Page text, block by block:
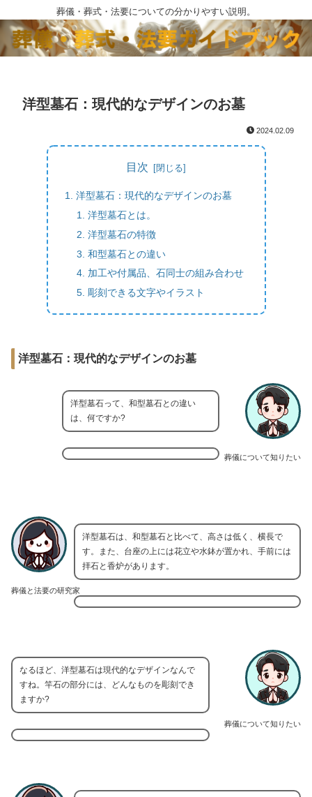
葬儀・葬式・法要についての分かりやすい説明。
洋型墓石：現代的なデザインのお墓
2024.02.09
目次
洋型墓石：現代的なデザインのお墓
洋型墓石とは。
洋型墓石の特徴
和型墓石との違い
加工や付属品、石同士の組み合わせ
彫刻できる文字やイラスト
洋型墓石：現代的なデザインのお墓
葬儀について知りたい
洋型墓石って、和型墓石との違い
は、何ですか?
葬儀と法要の研究家
洋型墓石は、和型墓石と比べて、高さは低く、横長で
す。また、台座の上には花立や水鉢が置かれ、手前には
拝石と香炉があります。
葬儀について知りたい
なるほど、洋型墓石は現代的なデザインなんで
すね。竿石の部分には、どんなものを彫刻でき
ますか?